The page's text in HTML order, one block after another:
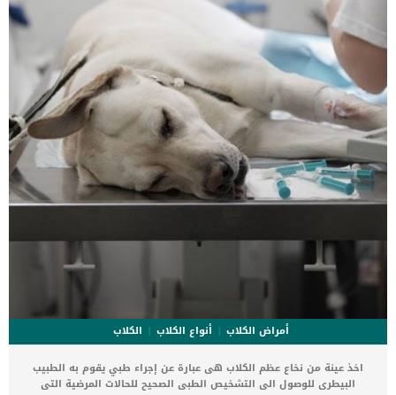
القلب ، ولكن ليس لديه أعراض ولا تغييرات في القلب. _المرحلة
الثانية,يعاني الكلب […]
أمراض الكلاب أنواع الكلاب
الكلاب
اخذ عينة من نخاع عظم الكلاب هى عبارة عن إجراء طبي يقوم به الطبيب
البيطرى للوصول الى التشخيص الطبى الصحيح للحالات المرضية التى